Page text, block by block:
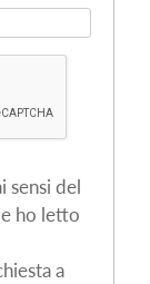
sensi del
ho letto
a